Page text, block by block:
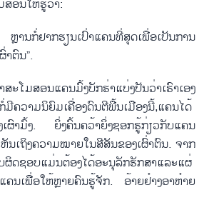
ອນໃຫ້ຮູ້ວ່າ:
ານກໍ່ຢາກຮຽນເປົ່າແຄນທີ່ສຸດເພື່ອເປັນການ
ຕົນ”.
ະໂມສອນແຄນມົ້ງບັກຮ່າແບ່ງປັນວ່າເຮົາເອງ
ມີຄວາມນິຍົມເຄື່ອງດົນຕີພື້ນເມືອງນີ້,ແຄນໄດ້
ຜົາມົ້ງ. ຍິ່ງຄົ້ນຄວ້າຍິ່ງຊອກຮູ້ກ່ຽວກັບແຄນ
ນເຖິງຄວາມໝາຍໃນສີສັນຂອງເຜົ່າຕົນ. ຈາກ
ຜິດຊອບແມ່ນຕ້ອງໄດ້ອະນຸລັກຮັກສາແລະແຜ່
ຄນເພື່ອໃຫ້ຫຼາຍຄົນຮູ້ຈັກ. ອ້າຍຢ໋າງອາຫ໋າຍ